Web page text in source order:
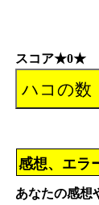
スコア★0★
感想、エラ
あなたの感想